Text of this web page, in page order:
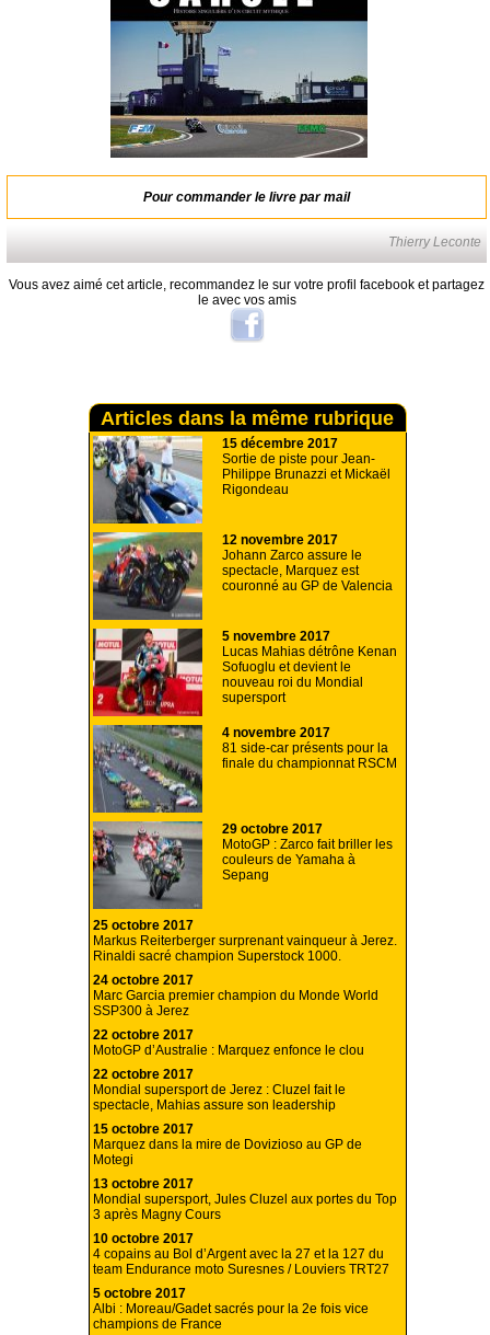
Pour commander le livre par mail
Thierry Leconte
Vous avez aimé cet article, recommandez le sur votre profil facebook et partagez
le avec vos amis
Articles dans la même rubrique
15 décembre 2017
Sortie de piste pour Jean-
Philippe Brunazzi et Mickaël
Rigondeau
12 novembre 2017
Johann Zarco assure le
spectacle, Marquez est
couronné au GP de Valencia
5 novembre 2017
Lucas Mahias détrône Kenan
Sofuoglu et devient le
nouveau roi du Mondial
supersport
4 novembre 2017
81 side-car présents pour la
finale du championnat RSCM
29 octobre 2017
MotoGP : Zarco fait briller les
couleurs de Yamaha à
Sepang
25 octobre 2017
Markus Reiterberger surprenant vainqueur à Jerez.
Rinaldi sacré champion Superstock 1000.
24 octobre 2017
Marc Garcia premier champion du Monde World
SSP300 à Jerez
22 octobre 2017
MotoGP d’Australie : Marquez enfonce le clou
22 octobre 2017
Mondial supersport de Jerez : Cluzel fait le
spectacle, Mahias assure son leadership
15 octobre 2017
Marquez dans la mire de Dovizioso au GP de
Motegi
13 octobre 2017
Mondial supersport, Jules Cluzel aux portes du Top
3 après Magny Cours
10 octobre 2017
4 copains au Bol d’Argent avec la 27 et la 127 du
team Endurance moto Suresnes / Louviers TRT27
5 octobre 2017
Albi : Moreau/Gadet sacrés pour la 2e fois vice
champions de France